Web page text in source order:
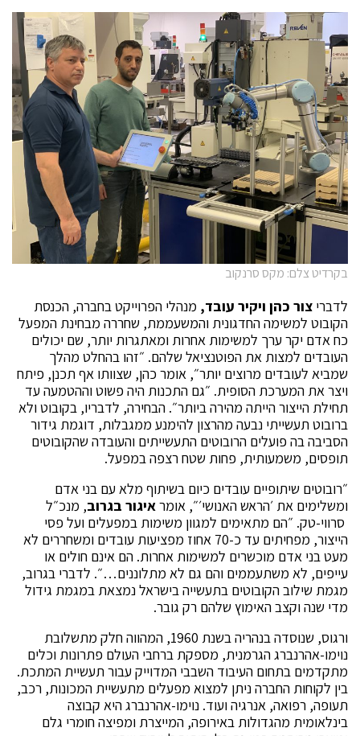
בקרדיט צלם: מקס סרנקוב
לדברי צור כהן ויקיר עובד, מנהלי הפרוייקט בחברה, הכנסת
הקובוט למשימה החדגונית והמשעממת, שחררה מבחינת המפעל
כח אדם יקר ערך למשימות אחרות ומאתגרות יותר, שם יכולים
העובדים למצות את הפוטנציאל שלהם. ״זהו בהחלט מהלך
שמביא לעובדים מרוצים יותר״, אומר כהן, שצוותו אף תכנן, פיתח
ויצר את המערכת הסופית. ״גם התכנות היה פשוט וההטמעה עד
תחילת הייצור הייתה מהירה ביותר״. הבחירה, לדבריו, בקובוט ולא
ברובוט תעשייתי נבעה מהרצון להימנע ממגבלות, דוגמת גידור
הסביבה בה פועלים הרובוטים התעשייתים והעובדה שהקובוטים
תופסים, משמעותית, פחות שטח רצפה במפעל.
״רובוטים שיתופיים עובדים כיום בשיתוף מלא עם בני אדם
ומשלימים את ׳הראש האנושי׳״, אומראיגור בגרוב, מנכ״ל
סרווי-טק. ״הם מתאימים למגוון משימות במפעלים ועל פסי
הייצור, מפחיתים עד כ-70 אחוז מפציעות עובדים ומשחררים לא
מעט בני אדם מוכשרים למשימות אחרות. הם אינם חולים או
עייפים, לא משתעממים והם גם לא מתלוננים…״. לדברי בגרוב,
מגמת שילוב הקובוטים בתעשייה בישראל נמצאת במגמת גידול
מדי שנה וקצב האימוץ שלהם רק גובר.
ורגוס, שנוסדה בנהריה בשנת 1960, המהווה חלק מתשלובת
נוימו-אהרנברג הגרמנית, מספקת ברחבי העולם פתרונות וכלים
מתקדמים בתחום העיבוד השבבי המדוייק עבור תעשיית המתכת.
בין לקוחות החברה ניתן למצוא מפעלים מתעשיית המכונות, רכב,
תעופה, רפואה, אנרגיה ועוד. נוימו-אהרנברג היא קבוצה
בינלאומית מהגדולות באירופה, המייצרת ומפיצה חומרי גלם